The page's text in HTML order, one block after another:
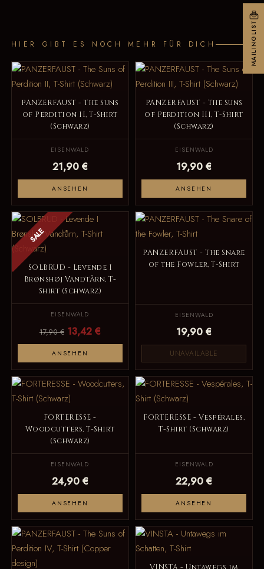
HIER GIBT ES NOCH MEHR FÜR DICH
PANZERFAUST - The Suns
of Perdition II, T-Shirt
(Schwarz)
EISENWALD
21,90 €
ANSEHEN
PANZERFAUST - The Suns
of Perdition III, T-Shirt
(Schwarz)
EISENWALD
19,90 €
ANSEHEN
SALE
SOLBRUD - Levende I
Brønshøj Vandtårn, T-
Shirt (Schwarz)
EISENWALD
17,90 € 13,42 €
ANSEHEN
PANZERFAUST - The Snare
of the Fowler, T-Shirt
EISENWALD
19,90 €
UNAVAILABLE
FORTERESSE -
Woodcutters, T-Shirt
(Schwarz)
EISENWALD
24,90 €
ANSEHEN
FORTERESSE - Vespérales,
T-Shirt (Schwarz)
EISENWALD
22,90 €
ANSEHEN
MAILINGLIST